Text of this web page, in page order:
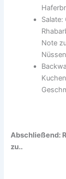
Note
Abschließend:
zu..